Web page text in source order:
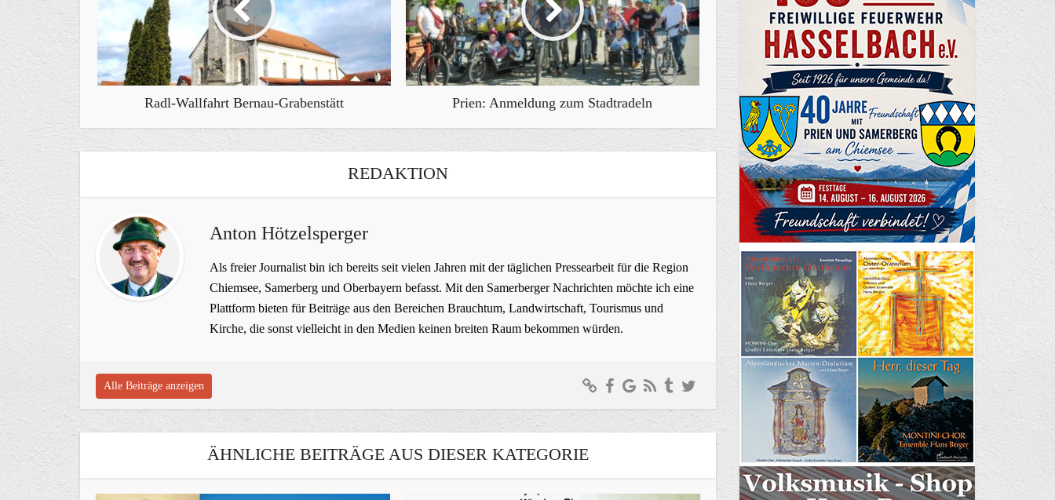
Radl-Wallfahrt Bernau-Grabenstätt Prien: Anmeldung zum Stadtradeln
REDAKTION
Anton Hötzelsperger
Als freier Journalist bin ich bereits seit vielen Jahren mit der täglichen Pressearbeit für die Region
Chiemsee, Samerberg und Oberbayern befasst. Mit den Samerberger Nachrichten möchte ich eine
Plattform bieten für Beiträge aus den Bereichen Brauchtum, Landwirtschaft, Tourismus und
Kirche, die sonst vielleicht in den Medien keinen breiten Raum bekommen würden.
Alle Beiträge anzeigen
ÄHNLICHE BEITRÄGE AUS DIESER KATEGORIE